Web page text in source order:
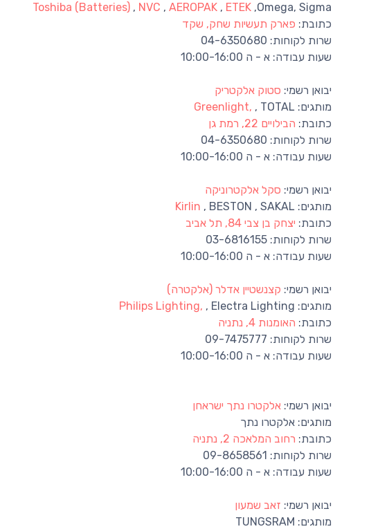
Toshiba (Batteries) , NVC , AEROPAK , ETEK ,Omega, Sigma
כתובת: פארק תעשיות שחק, שקד
שרות לקוחות:
שעות עבודה: א - ה 10:00-16:00
יבואן רשמי: סטוק אלקטריק
מותגים:
Greenlight, , TOTAL
כתובת: הבילויים 22, רמת גן
שרות לקוחות:
שעות עבודה: א - ה 10:00-16:00
יבואן רשמי: סקל אלקטרוניקה
מותגים:
Kirlin , BESTON , SAKAL
כתובת: יצחק בן צבי 84, תל אביב
שרות לקוחות:
שעות עבודה: א - ה 10:00-16:00
יבואן רשמי: קצנשטיין אדלר (אלקטרה)
מותגים:
Philips Lighting, , Electra Lighting
כתובת: האומנות 4, נתניה
שרות לקוחות:
שעות עבודה: א - ה 10:00-16:00
יבואן רשמי: ‪אלקטרו נתך ישראחן
מותגים: אלקטרו נתך
כתובת: רחוב המלאכה 2, נתניה
שרות לקוחות:
שעות עבודה: א - ה 10:00-16:00
יבואן רשמי: זאב שמעון
מותגים: